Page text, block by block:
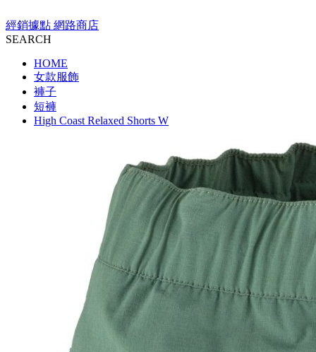
經銷據點 網路商店
SEARCH
HOME
女款服飾
褲子
短褲
High Coast Relaxed Shorts W